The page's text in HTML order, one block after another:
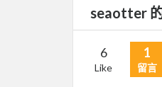
seaotter
6
Like
1
留言